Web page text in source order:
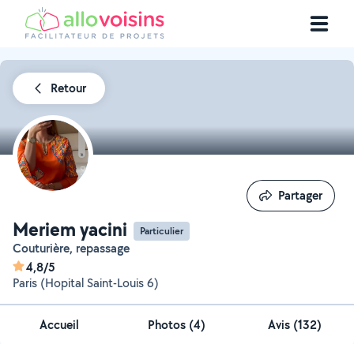
Retour
Meriem yacini Particulier
Couturière, repassage
4,8/5
Paris (Hopital Saint-Louis 6)
Partager
Partager
Accueil Photos (4) Avis (132)